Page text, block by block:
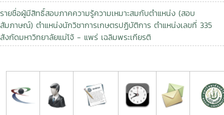
รายชื่อผู้มีสิทธิ์สอบภาคความรู้ความเหมาะสมกับตำแหน่ง (สอบ
สัมภาษณ์) ตำแหน่งนักวิชาการเกษตรปฏิบัติการ ตำแหน่งเลขที่ 335
สังกัดมหาวิทยาลัยแม่โจ้ - แพร่ เฉลิมพระเกียรติ